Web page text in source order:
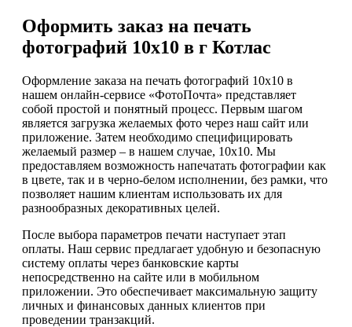
Оформить заказ на печать
фотографий 10х10 в г Котлас
Оформление заказа на печать фотографий 10х10 в
нашем онлайн-сервисе «ФотоПочта» представляет
собой простой и понятный процесс. Первым шагом
является загрузка желаемых фото через наш сайт или
приложение. Затем необходимо специфицировать
желаемый размер – в нашем случае, 10х10. Мы
предоставляем возможность напечатать фотографии как
в цвете, так и в черно-белом исполнении, без рамки, что
позволяет нашим клиентам использовать их для
разнообразных декоративных целей.
После выбора параметров печати наступает этап
оплаты. Наш сервис предлагает удобную и безопасную
систему оплаты через банковские карты
непосредственно на сайте или в мобильном
приложении. Это обеспечивает максимальную защиту
личных и финансовых данных клиентов при
проведении транзакций.